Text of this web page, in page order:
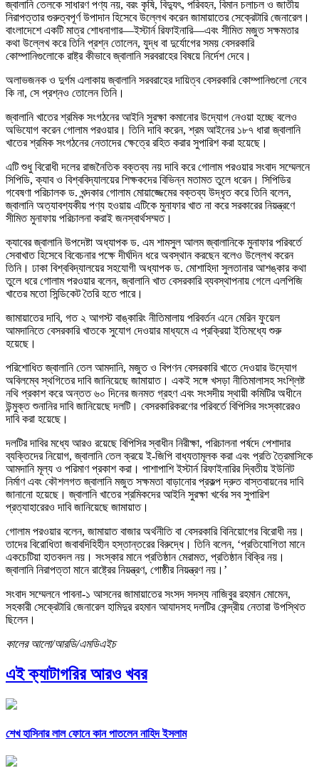
জ্বালানি তেলকে সাধারণ পণ্য নয়, বরং কৃষি, বিদ্যুৎ, পরিবহন, বিমান চলাচল ও জাতীয়
নিরাপত্তার গুরুত্বপূর্ণ উপাদান হিসেবে উল্লেখ করেন জামায়াতের সেক্রেটারি জেনারেল।
বাংলাদেশে একটি মাত্র শোধনাগার—ইস্টার্ন রিফাইনারি—এবং সীমিত মজুত সক্ষমতার
কথা উল্লেখ করে তিনি প্রশ্ন তোলেন, যুদ্ধ বা দুর্যোগের সময় বেসরকারি
কোম্পানিগুলোকে রাষ্ট্র কীভাবে জ্বালানি সরবরাহের বিষয়ে নির্দেশ দেবে।
অলাভজনক ও দুর্গম এলাকায় জ্বালানি সরবরাহের দায়িত্ব বেসরকারি কোম্পানিগুলো নেবে
কি না, সে প্রশ্নও তোলেন তিনি।
জ্বালানি খাতের শ্রমিক সংগঠনের আইনি সুরক্ষা কমানোর উদ্যোগ নেওয়া হচ্ছে বলেও
অভিযোগ করেন গোলাম পরওয়ার। তিনি দাবি করেন, শ্রম আইনের ১৮৭ ধারা জ্বালানি
খাতের শ্রমিক সংগঠনের নেতাদের ক্ষেত্রে রহিত করার সুপারিশ করা হয়েছে।
এটি শুধু বিরোধী দলের রাজনৈতিক বক্তব্য নয় দাবি করে গোলাম পরওয়ার সংবাদ সম্মেলনে
সিপিডি, ক্যাব ও বিশ্ববিদ্যালয়ের শিক্ষকদের বিভিন্ন মতামত তুলে ধরেন। সিপিডির
গবেষণা পরিচালক ড. খন্দকার গোলাম মোয়াজ্জেমের বক্তব্য উদ্ধৃত করে তিনি বলেন,
জ্বালানি অত্যাবশ্যকীয় পণ্য হওয়ায় এটিকে মুনাফার খাত না করে সরকারের নিয়ন্ত্রণে
সীমিত মুনাফায় পরিচালনা করাই জনস্বার্থসম্মত।
ক্যাবের জ্বালানি উপদেষ্টা অধ্যাপক ড. এম শামসুল আলম জ্বালানিকে মুনাফার পরিবর্তে
সেবাখাত হিসেবে বিবেচনার পক্ষে দীর্ঘদিন ধরে অবস্থান করছেন বলেও উল্লেখ করেন
তিনি। ঢাকা বিশ্ববিদ্যালয়ের সহযোগী অধ্যাপক ড. মোশাহিদা সুলতানার আশঙ্কার কথা
তুলে ধরে গোলাম পরওয়ার বলেন, জ্বালানি খাত বেসরকারি ব্যবস্থাপনায় গেলে এলপিজি
খাতের মতো সিন্ডিকেট তৈরি হতে পারে।
জামায়াতের দাবি, গত ২ আগস্ট বাঙ্কারিং নীতিমালায় পরিবর্তন এনে মেরিন ফুয়েল
আমদানিতে বেসরকারি খাতকে সুযোগ দেওয়ার মাধ্যমে এ প্রক্রিয়া ইতিমধ্যে শুরু
হয়েছে।
পরিশোধিত জ্বালানি তেল আমদানি, মজুত ও বিপণন বেসরকারি খাতে দেওয়ার উদ্যোগ
অবিলম্বে স্থগিতের দাবি জানিয়েছে জামায়াত। একই সঙ্গে খসড়া নীতিমালাসহ সংশ্লিষ্ট
নথি প্রকাশ করে অন্তত ৬০ দিনের জনমত গ্রহণ এবং সংসদীয় স্থায়ী কমিটির অধীনে
উন্মুক্ত শুনানির দাবি জানিয়েছে দলটি। বেসরকারিকরণের পরিবর্তে বিপিসির সংস্কারেরও
দাবি করা হয়েছে।
দলটির দাবির মধ্যে আরও রয়েছে বিপিসির স্বাধীন নিরীক্ষা, পরিচালনা পর্ষদে পেশাদার
ব্যক্তিদের নিয়োগ, জ্বালানি তেল ক্রয়ে ই-জিপি বাধ্যতামূলক করা এবং প্রতি ত্রৈমাসিকে
আমদানি মূল্য ও পরিমাণ প্রকাশ করা। পাশাপাশি ইস্টার্ন রিফাইনারির দ্বিতীয় ইউনিট
নির্মাণ এবং কৌশলগত জ্বালানি মজুত সক্ষমতা বাড়ানোর প্রকল্প দ্রুত বাস্তবায়নের দাবি
জানানো হয়েছে। জ্বালানি খাতের শ্রমিকদের আইনি সুরক্ষা খর্বের সব সুপারিশ
প্রত্যাহারেরও দাবি জানিয়েছে জামায়াত।
গোলাম পরওয়ার বলেন, জামায়াত বাজার অর্থনীতি বা বেসরকারি বিনিয়োগের বিরোধী নয়।
তাদের বিরোধিতা জবাবদিহিহীন হস্তান্তরের বিরুদ্ধে। তিনি বলেন, ‘প্রতিযোগিতা মানে
একচেটিয়া হাতবদল নয়। সংস্কার মানে প্রতিষ্ঠান মেরামত, প্রতিষ্ঠান বিক্রি নয়।
জ্বালানি নিরাপত্তা মানে রাষ্ট্রের নিয়ন্ত্রণ, গোষ্ঠীর নিয়ন্ত্রণ নয়।’
সংবাদ সম্মেলনে পাবনা-১ আসনের জামায়াতের সংসদ সদস্য নাজিবুর রহমান মোমেন,
সহকারী সেক্রেটারি জেনারেল হামিদুর রহমান আযাদসহ দলটির কেন্দ্রীয় নেতারা উপস্থিত
ছিলেন।
কালের আলো/আরডি/এমডিএইচ
এই ক্যাটাগরির আরও খবর
শেখ হাসিনার লাল ফোনে কান পাতলেন নাহিদ ইসলাম